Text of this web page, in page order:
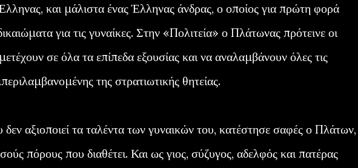
και μάλιστα ένας Έλληνας άνδρας, ο οποίος για πρώτη φορά
για τις γυναίκες. Στην «Πολιτεία» ο Πλάτωνας πρότεινε οι
σε όλα τα επίπεδα εξουσίας και να αναλαμβάνουν όλες τις
της στρατιωτικής θητείας.
αξιοποιεί τα ταλέντα των γυναικών του, κατέστησε σαφές ο Πλάτων,
πόρους που διαθέτει. Και ως γιος, σύζυγος, αδελφός και πατέρας